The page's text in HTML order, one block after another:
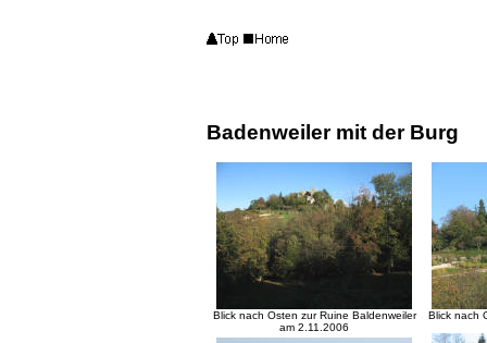
Badenweiler mit der Burg
Blick nach Osten zur Ruine Baldenweiler
am 2.11.2006
Blick nach